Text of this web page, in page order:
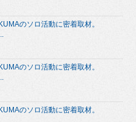
のソロ活動に密着取材。
のソロ活動に密着取材。
のソロ活動に密着取材。